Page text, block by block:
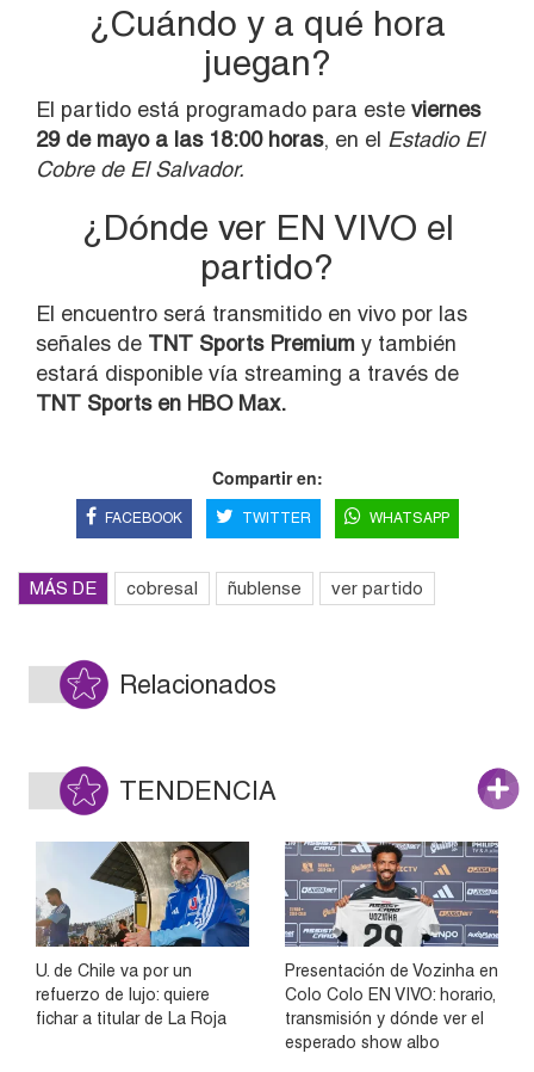
¿Cuándo y a qué hora
juegan?
El partido está programado para este viernes
29 de mayo a las 18:00 horas, en el Estadio El
Cobre de El Salvador.
¿Dónde ver EN VIVO el
partido?
El encuentro será transmitido en vivo por las
señales de TNT Sports Premium y también
estará disponible vía streaming a través de
TNT Sports en HBO Max.
Compartir en:
FACEBOOK TWITTER WHATSAPP
MÁS DE cobresal ñublense ver partido
Relacionados
TENDENCIA
U. de Chile va por un
refuerzo de lujo: quiere
fichar a titular de La Roja
Presentación de Vozinha en
Colo Colo EN VIVO: horario,
transmisión y dónde ver el
esperado show albo